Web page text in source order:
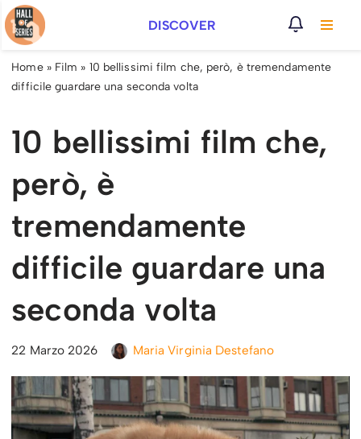
Vai
al
contenuto
DISCOVER
Home» Film » 10 bellissimi film che, però, è tremendamente
difficile guardare una seconda volta
10 bellissimi film che,
però, è
tremendamente
difficile guardare una
seconda volta
22 Marzo 2026 Maria Virginia Destefano